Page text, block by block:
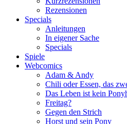
Rezensionen
Specials
Anleitungen
In eigener Sache
Specials
Spiele
Webcomics
Adam & Andy
Chili oder Essen, das
Das Leben ist kein
Freitag?
Gegen den Strich
Horst und sein Pony